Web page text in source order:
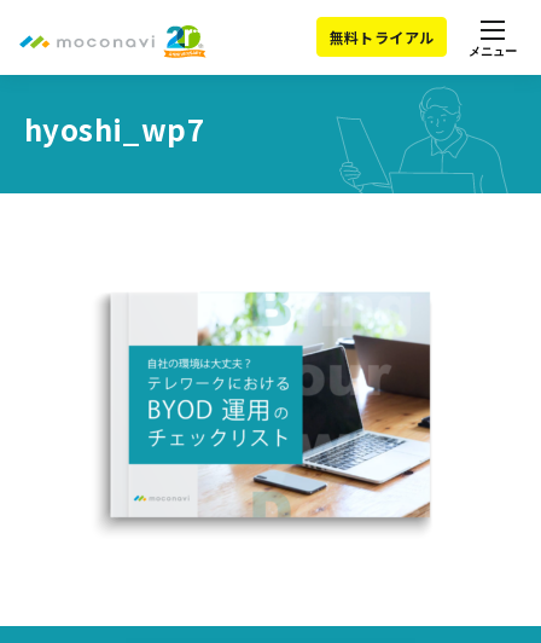
無料トライアル
メニュー
hyoshi_wp7